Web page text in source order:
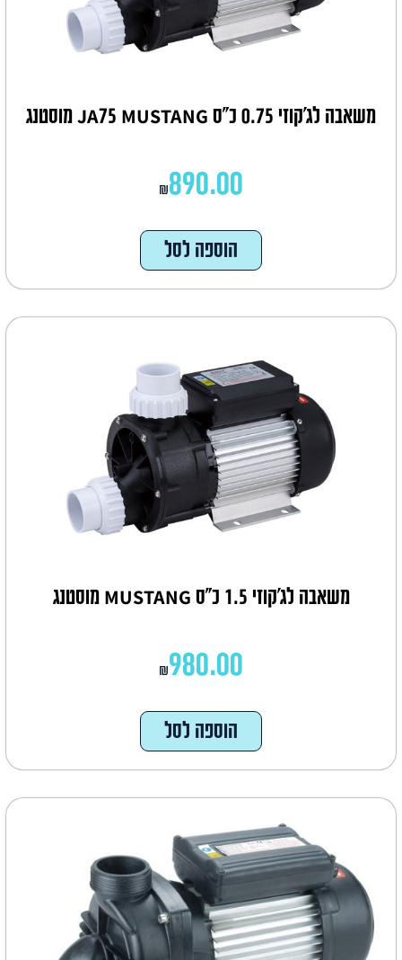
משאבה לג'קוזי 0.75 כ"ס JA75 MUSTANG מוסטנג
₪890.00
הוספה לסל
משאבה לג'קוזי 1.5 כ"ס MUSTANG מוסטנג
₪980.00
הוספה לסל